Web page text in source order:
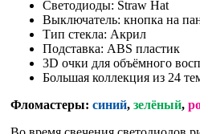
Светодиоды: Straw Hat
Выключатель: кнопка на
Тип стекла: Акрил
Подставка: ABS пластик
3D очки для объёмного
Большая коллекция из 24
Фломастеры: синий, зелёный,